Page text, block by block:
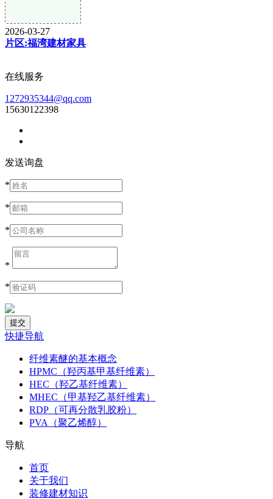
2026-03-27
片区:福湾建材家具
在线服务
1272935344@qq.com
15630122398
发送询盘
*
*
*
*
*
快捷导航
纤维素醚的基本概念
HPMC（羟丙基甲基纤维素）
HEC（羟乙基纤维素）
MHEC（甲基羟乙基纤维素）
RDP（可再分散乳胶粉）
PVA（聚乙烯醇）
导航
首页
关于我们
装修建材知识